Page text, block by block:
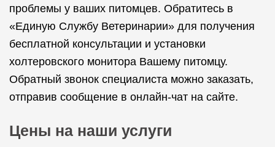
проблемы у ваших питомцев. Обратитесь в
«Единую Службу Ветеринарии» для получения
бесплатной консультации и установки
холтеровского монитора Вашему питомцу.
Обратный звонок специалиста можно заказать,
отправив сообщение в онлайн-чат на сайте.
Цены на наши услуги